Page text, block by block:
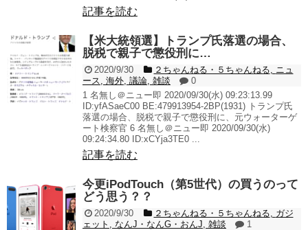
記事を読む
【米大統領選】トランプ氏落選の場合、
脱税で親子で懲役刑に…
2020/9/30 ２ちゃんねる・５ちゃんねる
ニュ
ース
海外 議論 雑談
0
1 名無し＠ニュー即 2020/09/30(水) 09:23:13.99
ID:yfASaeC00 BE:479913954-2BP(1931) トランプ氏
落選の場合、脱税で親子で懲役刑に、元ウォーターゲ
ート検察官 6 名無し＠ニュー即 2020/09/30(水)
09:24:34.80 ID:xCYja3TE0 ...
記事を読む
今更iPodTouch（第5世代）の買うのって
どう思う？？
2020/9/30 ２ちゃんねる・５ちゃんねる
ガジ
ェット
なんJ・なんG・おんJ 雑談
1